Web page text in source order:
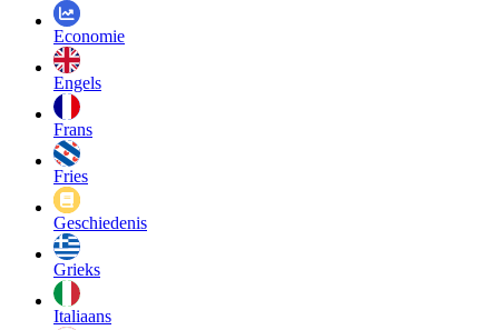
Economie
Engels
Frans
Fries
Geschiedenis
Grieks
Italiaans